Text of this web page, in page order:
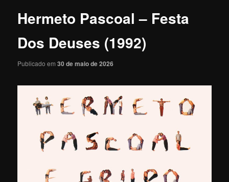
Hermeto Pascoal – Festa
Dos Deuses (1992)
Publicado em30 de maio de 2026